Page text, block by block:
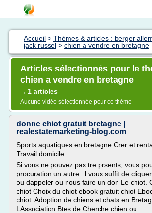
Accueil > Thèmes & articles : berger
jack russel > chien a vendre en bretagne
Articles sélectionnés pour le
chien a vendre en bretagne
→ 1 articles
Aucune vidéo sélectionnée pour ce thème
donne chiot gratuit bretagne |
realestatemarketing-blog.com
Sports aquatiques en bretagne Crer et
Travail domicile
Si vous ne pouvez pas tre prsents, vous
procuration un autre. Il vous suffit de
ou dappeler ou nous faire un don Le chiot.
chiot Choix du chiot ebook gratuit chiot
chiot. Adoption de chiens et chats en
LAssociation Btes de Cherche chien ou...